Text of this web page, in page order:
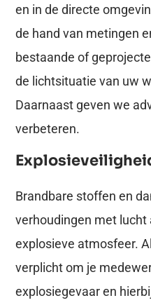
en in de directe
de hand van metingen
bestaande of
de lichtsituatie van uw
Daarnaast geven we
verbeteren.
Brandbare stoffen en
verhoudingen met lucht
explosieve atmosfeer.
verplicht om je
explosiegevaar en